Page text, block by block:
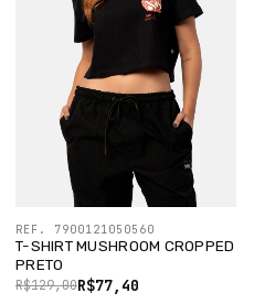
T-SHIRT MUSHROOM CROPPED
PRETO
R$77,40
R$129,00
REF. 7900121050560